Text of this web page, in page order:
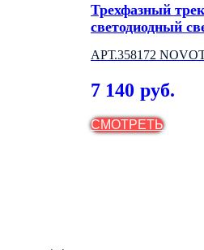
Трехфазный
светодиодный
АРТ.358172
(ВЕНГРИЯ)
7 140 руб.
СМОТРЕТЬ